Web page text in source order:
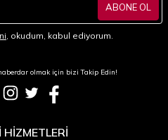
ABONE OL
, okudum, kabul ediyorum.
olmak için bizi Takip Edin!
HİZMETLERİ